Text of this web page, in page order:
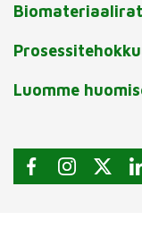
Luomme